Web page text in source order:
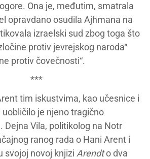
Ona je, međutim, smatrala
opravdano osudila Ajhmana na
izraelski sud zbog toga što
protiv jevrejskog naroda“
protiv čovečnosti“.
***
tim iskustvima, kao učesnice i
je njeno tragično
Dejna Vila, politikolog na Notr
ranog rada o Hani Arent i
svojoj novoj knjizi Arendto dva